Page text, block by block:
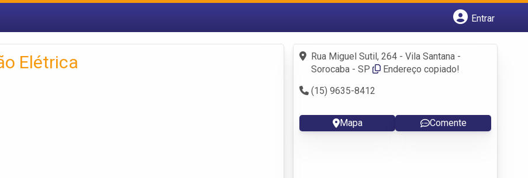
Entrar
Fazer login
Criar conta
Elétrica
Rua Miguel Sutil, 264 - Vila Santana -
Sorocaba - SP
Endereço copiado!
(15) 9635-8412
Mapa Comente